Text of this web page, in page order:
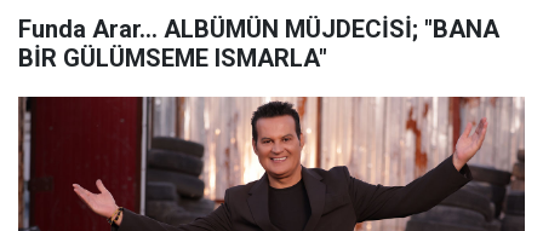
Funda Arar… ALBÜMÜN MÜJDECİSİ; "BANA
BİR GÜLÜMSEME ISMARLA"